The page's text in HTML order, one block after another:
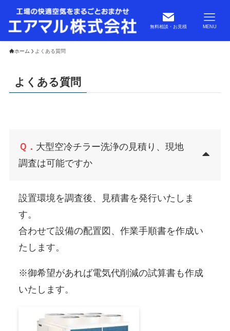
無料相談・お見積 MENU
ホーム よくある質問
よくある質問
Ｑ． 大型空冷チラー洗浄の見積り、現地
調査は可能ですか
設置環境を調査後、見積書を発行いたしま
す。
合わせて設備の配置図、作業手順書を作成い
たします。
※御希望があれば電気代削減の試算書も作成
いたします。